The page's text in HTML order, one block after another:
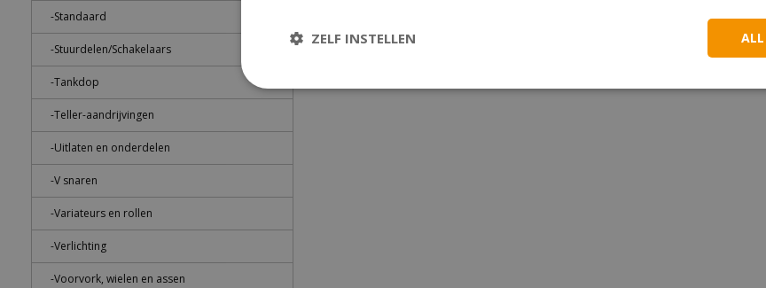
-Standaard
-Stuurdelen/Schakelaars
-Tankdop
-Teller-aandrijvingen
-Uitlaten en onderdelen
-V snaren
-Variateurs en rollen
-Verlichting
-Voorvork, wielen en assen
ZELF INSTELLEN